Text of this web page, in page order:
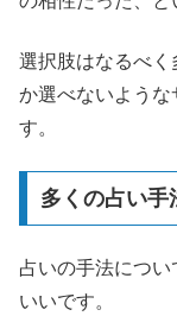
選択肢はなるべく
か選べないような
す。
多くの占い手
占いの手法につ
いいです。